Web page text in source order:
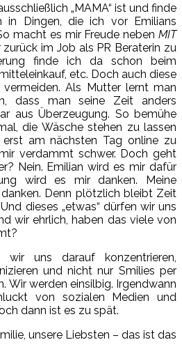
„MAMA“ ist und finde
in Dingen, die ich vor Emilians
macht es mir Freude neben MIT
im Job als PR Beraterin zu
finde ich da schon beim
etc. Doch auch diese
Als Mutter lernt man
dass man seine Zeit anders
aus Überzeugung. So bemühe
die Wäsche stehen zu lassen
am nächsten Tag online zu
verdammt schwer. Doch geht
Nein. Emilian wird es mir dafür
wird es mir danken. Meine
Denn plötzlich bleibt Zeit
dieses „etwas“ dürfen wir uns
wir ehrlich, haben das viele von
uns darauf konzentrieren,
und nicht nur Smilies per
Wir werden einsilbig. Irgendwann
von sozialen Medien und
dann ist es zu spät.
unsere Liebsten – das ist das